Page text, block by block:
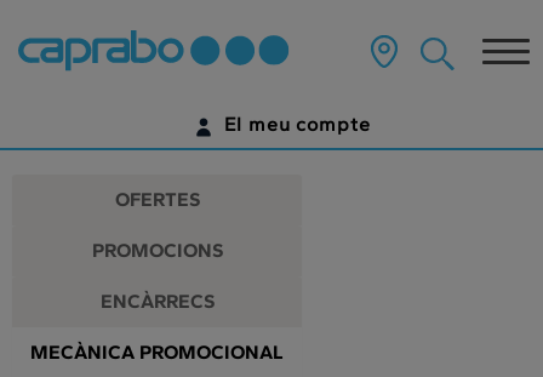
Promocions
descomptes
als
nostres
supermercats
contingut
pàgina
El meu compte
ENCARA NO TENS UN COMPTE DIGITAL?
OFERTES
PROMOCIONS
ENCÀRRECS
MECÀNICA PROMOCIONAL